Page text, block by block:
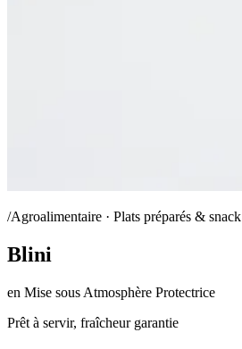
/Agroalimentaire · Plats préparés & snack
Blini
en Mise sous Atmosphère Protectrice
Prêt à servir, fraîcheur garantie